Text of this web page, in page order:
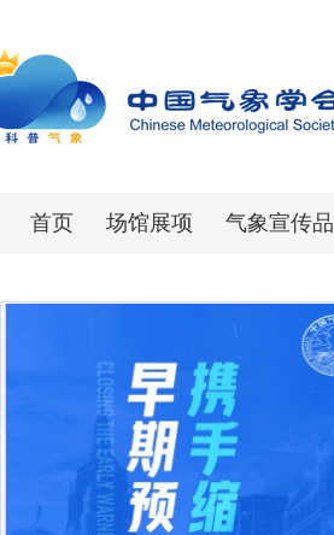
首页 场馆展项 气象宣传品